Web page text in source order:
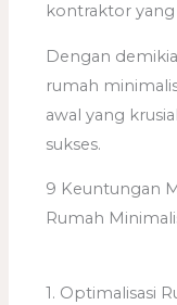
kontraktor
Dengan
rumah
awal yang
sukses.
9 Keuntungan
Rumah
1. Optimalisasi